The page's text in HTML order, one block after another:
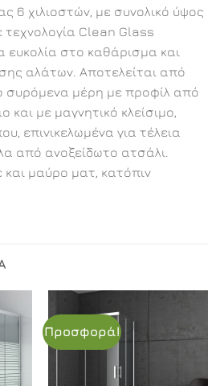
6 χιλιοστών, με συνολικό ύψος
Clean Glass
ευκολία στο καθάρισμα και
αλάτων. Αποτελείται από
συρόμενα μέρη με προφίλ από
και με μαγνητικό κλείσιμο,
επινικελωμένα για τέλεια
από ανοξείδωτο ατσάλι.
και μαύρο ματ, κατόπιν
Προσφορά!